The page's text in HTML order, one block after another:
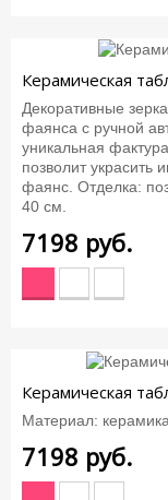
Керамическая
Декоративные
фаянса с ручной
уникальная
позволит украсить
фаянс. Отделка:
40 см.
7198 руб.
Керамическая
Материал:
7198 руб.